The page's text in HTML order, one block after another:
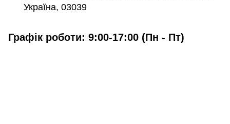
Україна, 03039
Графік роботи: 9:00-17:00 (Пн - Пт)